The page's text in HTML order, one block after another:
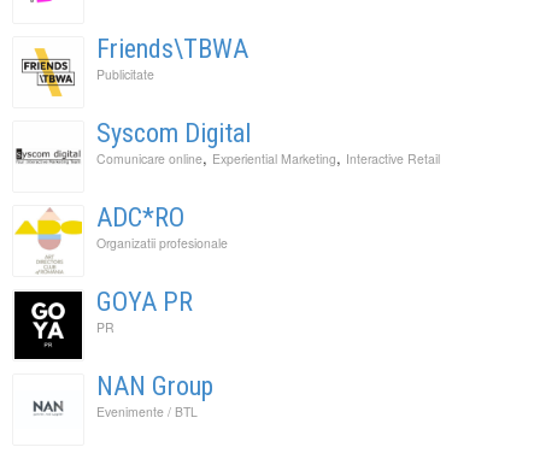
Friends\TBWA
Publicitate
Syscom Digital
Comunicare online, Experiential Marketing, Interactive Retail
ADC*RO
Organizatii profesionale
GOYA PR
PR
NAN Group
Evenimente / BTL